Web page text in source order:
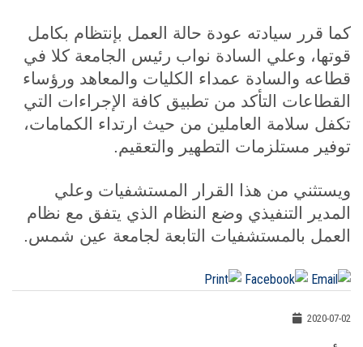
كما قرر سيادته عودة حالة العمل بإنتظام بكامل
قوتها، وعلي السادة نواب رئيس الجامعة كلا في
قطاعه والسادة عمداء الكليات والمعاهد ورؤساء
القطاعات التأكد من تطبيق كافة الإجراءات التي
تكفل سلامة العاملين من حيث ارتداء الكمامات،
توفير مستلزمات التطهير والتعقيم.
ويستثني من هذا القرار المستشفيات وعلي
المدير التنفيذي وضع النظام الذي يتفق مع نظام
العمل بالمستشفيات التابعة لجامعة عين شمس.
2020-07-02